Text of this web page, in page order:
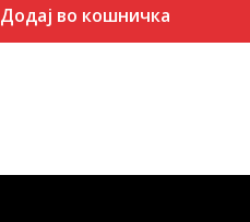
Додај во кошничка